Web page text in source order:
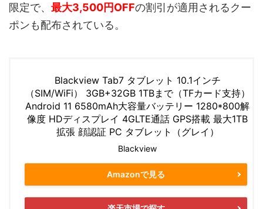
限定で、 最大3,500円OFFの割引が適用されるクー
ポンも配布されている。
Blackview Tab7 タブレット 10.1インチ
（SIM/WiFi） 3GB+32GB 1TBまで（TFカード支持）
Android 11 6580mAh大容量バッテリー 1280*800解
像度 HDディスプレイ 4GLTE通話 GPS搭載 最大1TB
拡張 顔認証 PC タブレット（グレイ）
Blackview
Amazonで見る